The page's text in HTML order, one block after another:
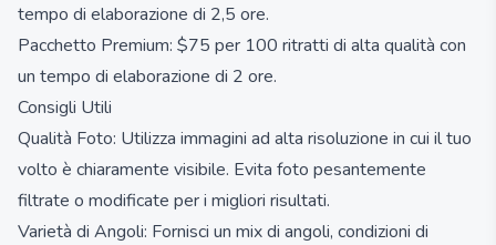
tempo di elaborazione di 2,5 ore.
Pacchetto Premium: $75 per 100 ritratti di alta qualità con
un tempo di elaborazione di 2 ore.
Consigli Utili
Qualità Foto: Utilizza immagini ad alta risoluzione in cui il tuo
volto è chiaramente visibile. Evita foto pesantemente
filtrate o modificate per i migliori risultati.
Varietà di Angoli: Fornisci un mix di angoli, condizioni di